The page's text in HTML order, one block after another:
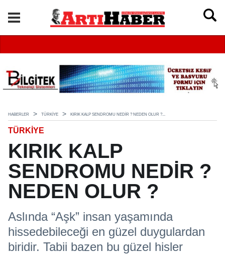
HABERLER TÜRKIYE KIRIK KALP SENDROMU NEDİR ? NEDEN OLUR ?...
TÜRKIYE
KIRIK KALP
SENDROMU NEDİR ?
NEDEN OLUR ?
Aslında “Aşk” insan yaşamında
hissedebileceği en güzel duygulardan
biridir. Tabii bazen bu güzel hisler